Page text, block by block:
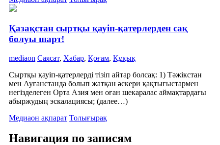
Қазақстан сыртқы қауіп-қатерлерден сақ
болуы шарт!
mediaon Саясат, Хабар, Қоғам, Құқық
Сыртқы қауіп-қатерлерді тізіп айтар болсақ: 1) Тәжікстан
мен Ауғанстанда болып жатқан әскери қақтығыстармен
негізделеген Орта Азия мен оған шекаралас аймақтардағы
абыржудың эскалациясы; (далее…)
Медиаон ақпарат Толығырақ
Навигация по записям